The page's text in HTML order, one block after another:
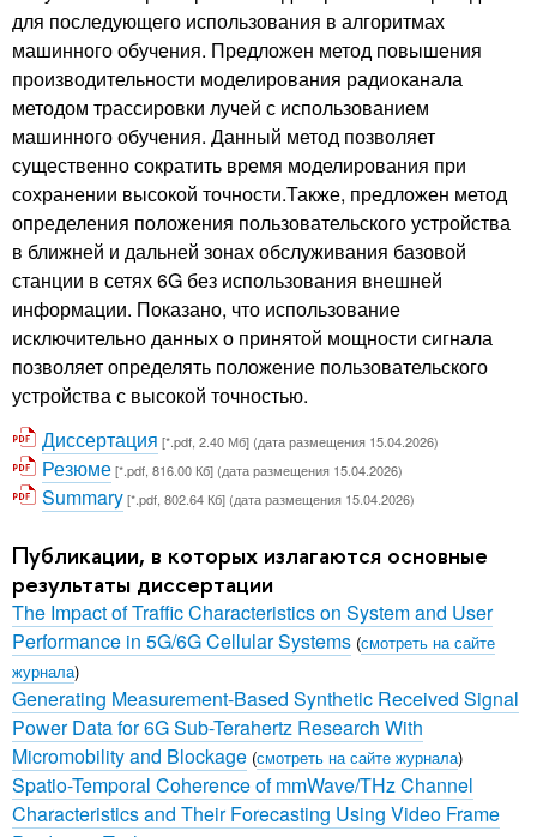
для последующего использования в алгоритмах
машинного обучения. Предложен метод повышения
производительности моделирования радиоканала
методом трассировки лучей с использованием
машинного обучения. Данный метод позволяет
существенно сократить время моделирования при
сохранении высокой точности.Также, предложен метод
определения положения пользовательского устройства
в ближней и дальней зонах обслуживания базовой
станции в сетях 6G без использования внешней
информации. Показано, что использование
исключительно данных о принятой мощности сигнала
позволяет определять положение пользовательского
устройства с высокой точностью.
Диссертация [*.pdf, 2.40 Мб] (дата размещения 15.04.2026)
Резюме[*.pdf, 816.00 Кб] (дата размещения 15.04.2026)
Summary[*.pdf, 802.64 Кб] (дата размещения 15.04.2026)
Публикации, в которых излагаются основные
результаты диссертации
The Impact of Traffic Characteristics on System and User
Performance in 5G/6G Cellular Systems (смотреть на сайте
журнала)
Generating Measurement-Based Synthetic Received Signal
Power Data for 6G Sub-Terahertz Research With
Micromobility and Blockage (смотреть на сайте журнала)
Spatio-Temporal Coherence of mmWave/THz Channel
Characteristics and Their Forecasting Using Video Frame